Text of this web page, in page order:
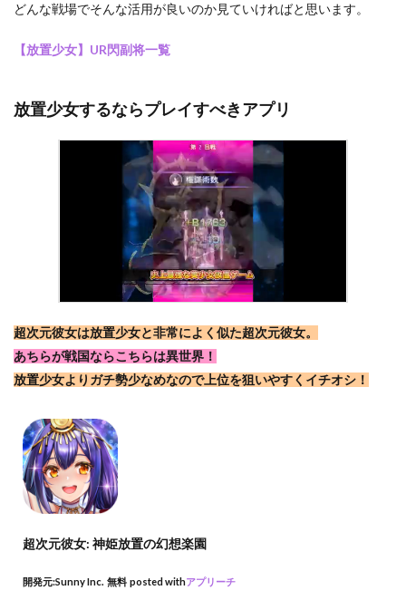
どんな戦場でそんな活用が良いのか見ていければと思います。
【放置少女】UR閃副将一覧
放置少女するならプレイすべきアプリ
超次元彼女は放置少女と非常によく似た超次元彼女。
あちらが戦国ならこちらは異世界！
放置少女よりガチ勢少なめなので上位を狙いやすくイチオシ！
超次元彼女: 神姫放置の幻想楽園
開発元:Sunny Inc. 無料 posted withアプリーチ